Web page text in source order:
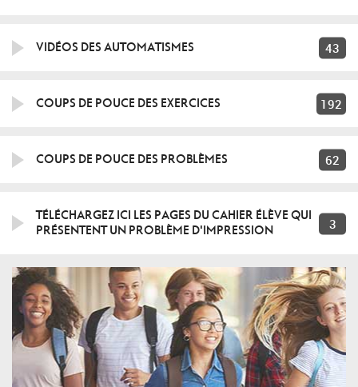
VIDÉOS DES AUTOMATISMES 43
COUPS DE POUCE DES EXERCICES 192
COUPS DE POUCE DES PROBLÈMES 62
TÉLÉCHARGEZ ICI LES PAGES DU CAHIER ÉLÈVE QUI
PRÉSENTENT UN PROBLÈME D'IMPRESSION
3